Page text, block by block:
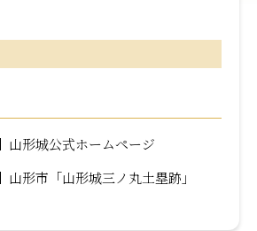
山形城公式ホームページ
山形市「山形城三ノ丸土塁跡」